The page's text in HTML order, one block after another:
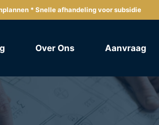
* Snelle afhandeling voor subsidie
Over Ons Aanvraag